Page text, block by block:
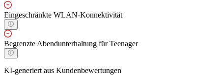
Eingeschränkte WLAN-Konnektivität
Begrenzte Abendunterhaltung für Teenager
KI-generiert aus Kundenbewertungen